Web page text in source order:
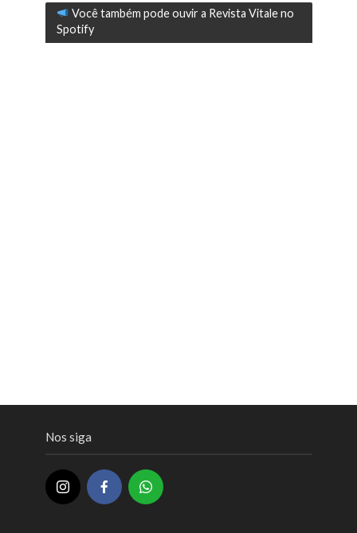
Você também pode ouvir a Revista Vitale no
Spotify
Nos siga